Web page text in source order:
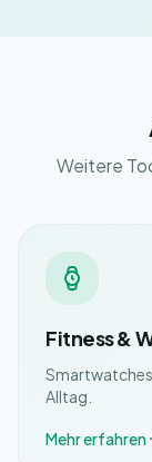
Weitere
Fitness &
Alltag.
Mehr erfahren